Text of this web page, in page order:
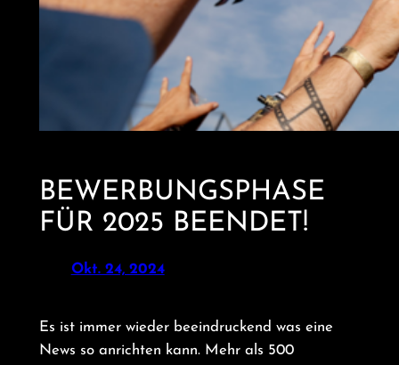
BEWERBUNGSPHASE
FÜR 2025 BEENDET!
Okt. 24, 2024
Es ist immer wieder beeindruckend was eine
News so anrichten kann. Mehr als 500